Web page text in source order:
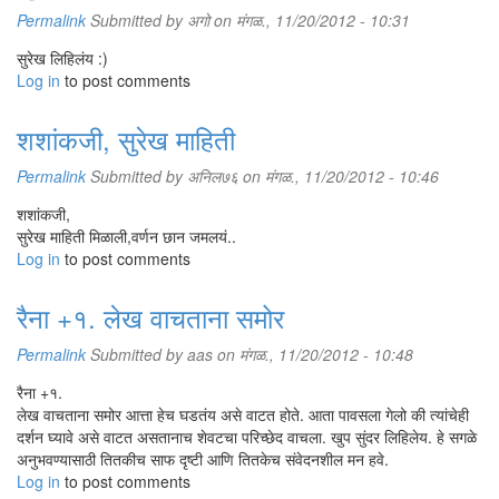
Permalink Submitted by अगोon मंगळ., 11/20/2012 - 10:31
सुरेख लिहिलंय :)
Log in to post comments
शशांकजी, सुरेख माहिती
Permalink Submitted by अनिल७६ on मंगळ., 11/20/2012 - 10:46
शशांकजी,
सुरेख माहिती मिळाली,वर्णन छान जमलयं..
Log in to post comments
रैना +१. लेख वाचताना समोर
Permalink Submitted byaas on मंगळ., 11/20/2012 - 10:48
रैना +१.
लेख वाचताना समोर आत्ता हेच घडतंय असे वाटत होते. आता पावसला गेलो की त्यांचेही
दर्शन घ्यावे असे वाटत असतानाच शेवटचा परिच्छेद वाचला. खुप सुंदर लिहिलेय. हे सगळे
अनुभवण्यासाठी तितकीच साफ दृष्टी आणि तितकेच संवेदनशील मन हवे.
Log in to post comments